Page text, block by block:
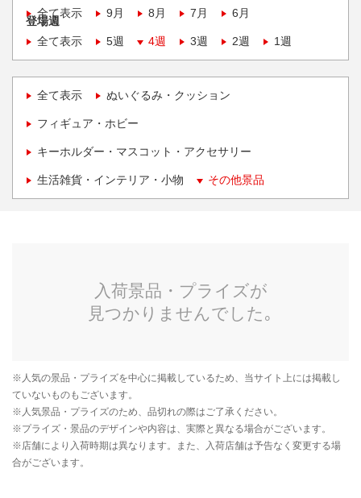
全て表示
9月 8月 7月 6月
登場週
全て表示
5週 4週 3週 2週 1週
全て表示 ぬいぐるみ・クッション
フィギュア・ホビー
キーホルダー・マスコット・アクセサリー
生活雑貨・インテリア・小物 その他景品